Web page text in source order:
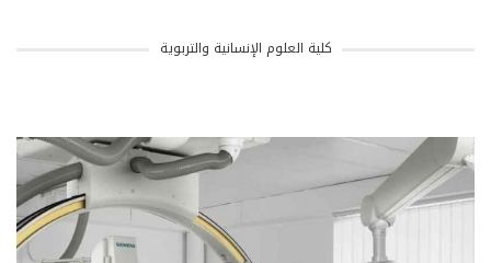
كلية العلوم الإنسانية والتربوية